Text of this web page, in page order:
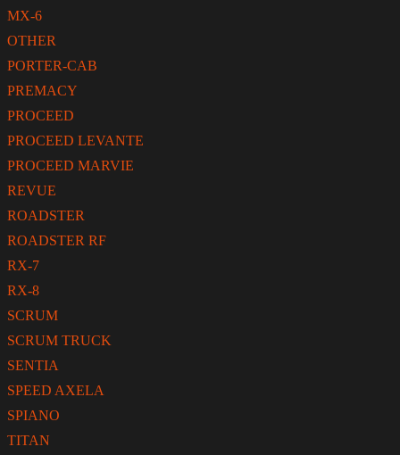
MX-6
OTHER
PORTER-CAB
PREMACY
PROCEED
PROCEED LEVANTE
PROCEED MARVIE
REVUE
ROADSTER
ROADSTER RF
RX-7
RX-8
SCRUM
SCRUM TRUCK
SENTIA
SPEED AXELA
SPIANO
TITAN